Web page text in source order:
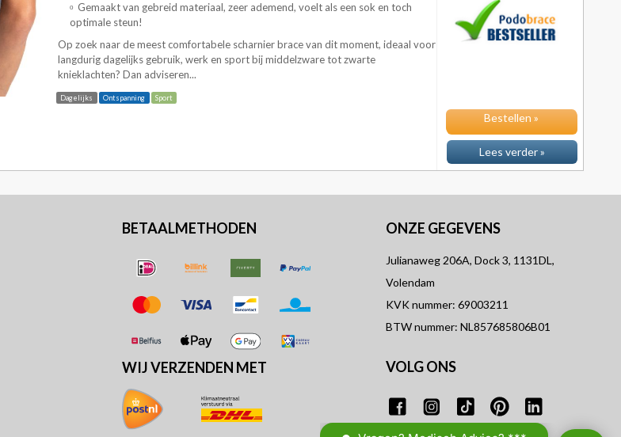
Dagelijks Ontspanning Sport
Gemaakt van gebreid materiaal, zeer ademend, voelt als een sok en toch
optimale steun!
Op zoek naar de meest comfortabele scharnier brace van dit moment, ideaal voor
langdurig dagelijks gebruik, werk en sport bij middelzware tot zwarte
knieklachten? Dan adviseren...
Bestellen »
Lees verder »
BETAALMETHODEN
WIJ VERZENDEN MET
ONZE GEGEVENS
Julianaweg 206A, Dock 3, 1131DL,
Volendam
KVK nummer: 69003211
BTW nummer: NL857685806B01
VOLG ONS